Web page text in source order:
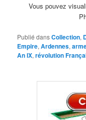
Vous pouvez
Publié dansCollection,
Empire,Ardennes,
An IX,révolution